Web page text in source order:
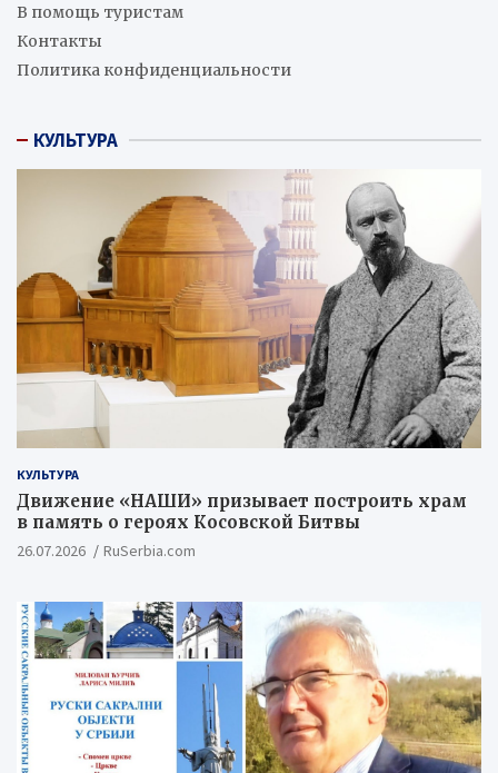
В помощь туристам
Контакты
Политика конфиденциальности
КУЛЬТУРА
КУЛЬТУРА
Движение «НАШИ» призывает построить храм
в память о героях Косовской Битвы
26.07.2026 RuSerbia.com